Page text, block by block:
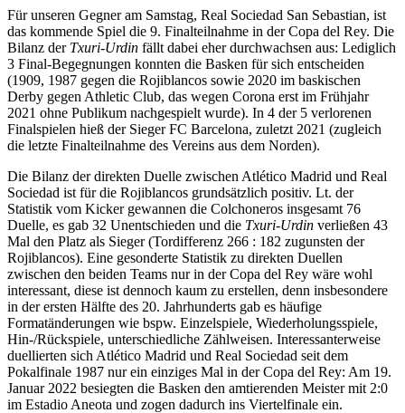
Für unseren Gegner am Samstag, Real Sociedad San Sebastian, ist
das kommende Spiel die 9. Finalteilnahme in der Copa del Rey. Die
Bilanz der Txuri-Urdin fällt dabei eher durchwachsen aus: Lediglich
3 Final-Begegnungen konnten die Basken für sich entscheiden
(1909, 1987 gegen die Rojiblancos sowie 2020 im baskischen
Derby gegen Athletic Club, das wegen Corona erst im Frühjahr
2021 ohne Publikum nachgespielt wurde). In 4 der 5 verlorenen
Finalspielen hieß der Sieger FC Barcelona, zuletzt 2021 (zugleich
die letzte Finalteilnahme des Vereins aus dem Norden).
Die Bilanz der direkten Duelle zwischen Atlético Madrid und Real
Sociedad ist für die Rojiblancos grundsätzlich positiv. Lt. der
Statistik vom Kicker gewannen die Colchoneros insgesamt 76
Duelle, es gab 32 Unentschieden und die Txuri-Urdin verließen 43
Mal den Platz als Sieger (Tordifferenz 266 : 182 zugunsten der
Rojiblancos). Eine gesonderte Statistik zu direkten Duellen
zwischen den beiden Teams nur in der Copa del Rey wäre wohl
interessant, diese ist dennoch kaum zu erstellen, denn insbesondere
in der ersten Hälfte des 20. Jahrhunderts gab es häufige
Formatänderungen wie bspw. Einzelspiele, Wiederholungsspiele,
Hin-/Rückspiele, unterschiedliche Zählweisen. Interessanterweise
duellierten sich Atlético Madrid und Real Sociedad seit dem
Pokalfinale 1987 nur ein einziges Mal in der Copa del Rey: Am 19.
Januar 2022 besiegten die Basken den amtierenden Meister mit 2:0
im Estadio Aneota und zogen dadurch ins Viertelfinale ein.